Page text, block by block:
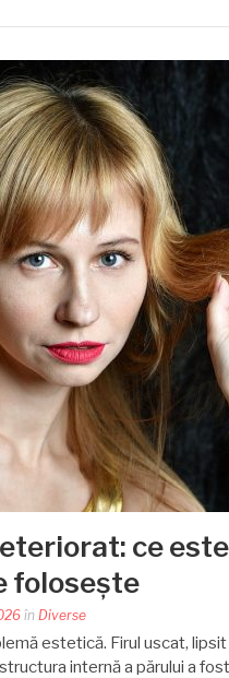
ce
folosește
în Diverse
estetică. Firul uscat,
internă a părului a